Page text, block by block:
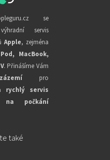
se
servis
Apple, zejména
MacBook,
. Přinášíme Vám
pro
rychlý servis
na počkání
také